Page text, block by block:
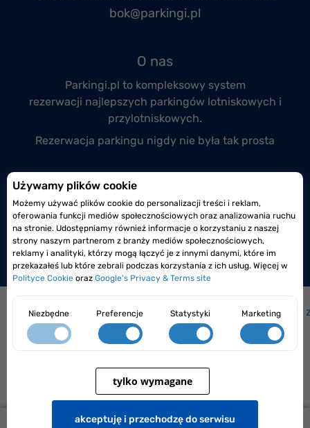
Używamy plików cookie
Możemy używać plików cookie do personalizacji treści i reklam,
oferowania funkcji mediów społecznościowych oraz analizowania ruchu
na stronie. Udostępniamy również informacje o korzystaniu z naszej
strony naszym partnerom z branży mediów społecznościowych,
reklamy i analityki, którzy mogą łączyć je z innymi danymi, które im
przekazałeś lub które zebrali podczas korzystania z ich usług. Więcej w
Polityce Cookie oraz Google's Privacy & Terms site
Niezbędne Preferencje Statystyki Marketing
tylko wymagane
akceptuję i przechodzę do serwisu
100,00 zł
bok@parkingi.pl
O nas
Parkingi.pl to kompleksowy system
rezerwacji najlepszych parkingów lotniskowych i
przylotniskowych.
Rezerwacja parkingu nigdy nie była tak prosta
Przyłącz się do nas
Prowadzisz monitorowany i całodobowy parking
lotniskowy lub przylotniskowy?
Dołącz do nas już dzisiaj!
Jak to działa? | Jak dojechać na lotnisko? | Często
Regulamin|Polityka prywatności